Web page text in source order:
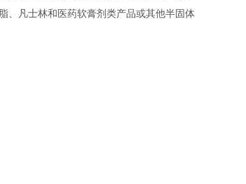
、凡士林和医药软膏剂类产品或其他半固体